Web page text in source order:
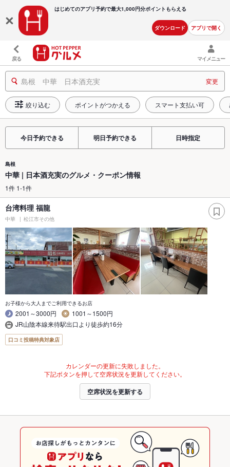
はじめてのアプリ予約で最大1,000円分ポイントもらえる
ダウンロード アプリで開く
戻る マイメニュー
島根 中華 日本酒充実 変更
絞り込む ポイントがつかえる スマート支払い可
今日予約できる 明日予約できる 日時指定
島根
中華 | 日本酒充実のグルメ・クーポン情報
1件 1-1件
台湾料理 福龍
中華 松江市その他
お子様から大人までご利用できるお店
2001～3000円
1001～1500円
JR山陰本線来待駅出口より徒歩約16分
口コミ投稿特典対象店
カレンダーの更新に失敗しました。
下記ボタンを押して空席状況を更新してください。
空席状況を更新する